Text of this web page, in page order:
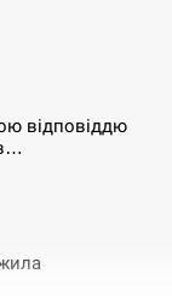
відповіддю